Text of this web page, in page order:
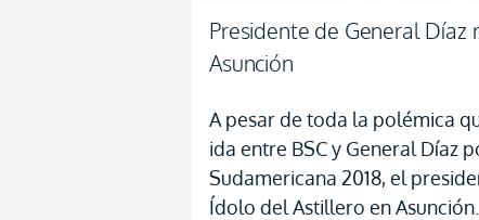
Presidente de General Díaz
Asunción
A pesar de toda la polémica
ida entre BSC y General Díaz
Sudamericana 2018, el
Ídolo del Astillero en Asunción.